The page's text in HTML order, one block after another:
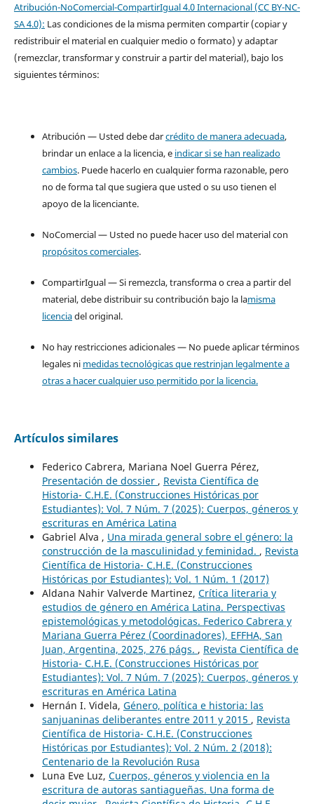
Atribución-NoComercial-CompartirIgual 4.0 Internacional (CC BY-NC-
SA 4.0): Las condiciones de la misma permiten compartir (copiar y
redistribuir el material en cualquier medio o formato) y adaptar
(remezclar, transformar y construir a partir del material), bajo los
siguientes términos:
Atribución — Usted debe darcrédito de manera adecuada,
brindar un enlace a la licencia, e indicar si se han realizado
cambios. Puede hacerlo en cualquier forma razonable, pero
no de forma tal que sugiera que usted o su uso tienen el
apoyo de la licenciante.
NoComercial — Usted no puede hacer uso del material con
propósitos comerciales.
CompartirIgual — Si remezcla, transforma o crea a partir del
material, debe distribuir su contribución bajo la lamisma
licenciadel original.
No hay restricciones adicionales — No puede aplicar términos
legales ni medidas tecnológicas que restrinjan legalmente a
otras a hacer cualquier uso permitido por la licencia.
Artículos similares
Federico Cabrera, Mariana Noel Guerra Pérez,
Presentación de dossier , Revista Científica de
Historia- C.H.E. (Construcciones Históricas por
Estudiantes): Vol. 7 Núm. 7 (2025): Cuerpos, géneros y
escrituras en América Latina
Gabriel Alva , Una mirada general sobre el género: la
construcción de la masculinidad y feminidad. , Revista
Científica de Historia- C.H.E. (Construcciones
Históricas por Estudiantes): Vol. 1 Núm. 1 (2017)
Aldana Nahir Valverde Martinez, Crítica literaria y
estudios de género en América Latina. Perspectivas
epistemológicas y metodológicas. Federico Cabrera y
Mariana Guerra Pérez (Coordinadores), EFFHA, San
Juan, Argentina, 2025, 276 págs. , Revista Científica de
Historia- C.H.E. (Construcciones Históricas por
Estudiantes): Vol. 7 Núm. 7 (2025): Cuerpos, géneros y
escrituras en América Latina
Hernán I. Videla, Género, política e historia: las
sanjuaninas deliberantes entre 2011 y 2015 , Revista
Científica de Historia- C.H.E. (Construcciones
Históricas por Estudiantes): Vol. 2 Núm. 2 (2018):
Centenario de la Revolución Rusa
Luna Eve Luz, Cuerpos, géneros y violencia en la
escritura de autoras santiagueñas. Una forma de